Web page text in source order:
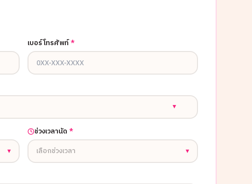
เบอร์โทรศัพท์*
▼
▾
ช่วงเวลานัด *
เลือกช่วงเวลา
▾